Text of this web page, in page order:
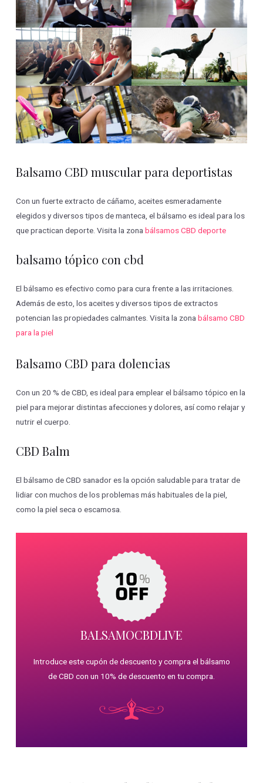
Balsamo CBD muscular para deportistas
Con un fuerte extracto de cáñamo, aceites esmeradamente
elegidos y diversos tipos de manteca, el bálsamo es ideal para los
que practican deporte. Visita la zonabálsamos CBD deporte
balsamo tópico con cbd
El bálsamo es efectivo como para cura frente a las irritaciones.
Además de esto, los aceites y diversos tipos de extractos
potencian las propiedades calmantes. Visita la zonabálsamo CBD
para la piel
Balsamo CBD para dolencias
Con un 20 % de CBD, es ideal para emplear el bálsamo tópico en la
piel para mejorar distintas afecciones y dolores, así como relajar y
nutrir el cuerpo.
CBD Balm
El bálsamo de CBD sanador es la opción saludable para tratar de
lidiar con muchos de los problemas más habituales de la piel,
como la piel seca o escamosa.
BALSAMOCBDLIVE
Introduce este cupón de descuento y compra el bálsamo
de CBD con un 10% de descuento en tu compra.